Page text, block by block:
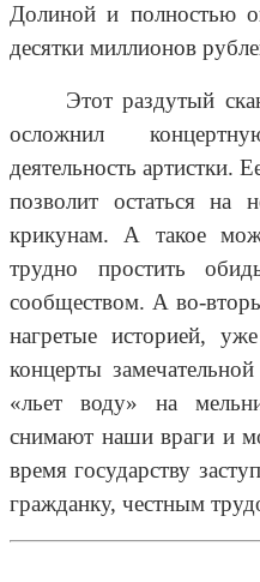
Долиной и полностью
десятки миллионов
Этот раздутый
осложнил
деятельность артистки.
позволит остаться на
крикунам. А такое
трудно простить
сообществом. А во-
нагретые историей,
концерты
«льет воду» на
снимают наши враги и
время государству
гражданку, честным